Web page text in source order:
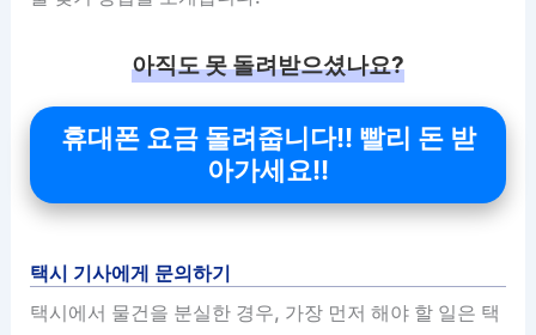
아직도 못 돌려받으셨나요?
휴대폰 요금 돌려줍니다!! 빨리 돈 받
아가세요!!
택시 기사에게 문의하기
택시에서 물건을 분실한 경우, 가장 먼저 해야 할 일은 택